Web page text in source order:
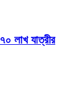
লাখ যাত্রীর